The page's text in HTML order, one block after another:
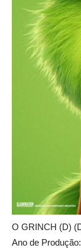
O GRINCH (D)
Ano de